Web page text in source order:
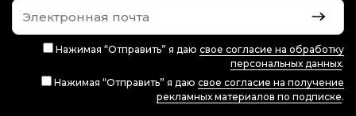
Нажимая “Отправить” я даю свое согласие на обработку
персональных данных.
Нажимая “Отправить” я даю свое согласие на получение
рекламных материалов по подписке.